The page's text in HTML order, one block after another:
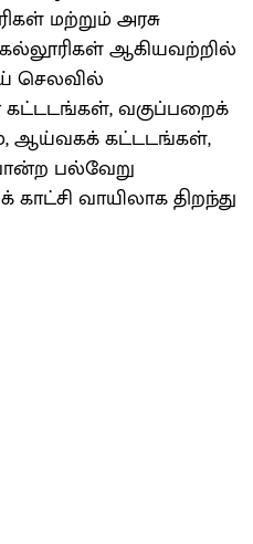
மற்றும் அரசு
ஆகியவற்றில்
செலவில்
கட்டடங்கள், வகுப்பறைக்
ஆய்வகக் கட்டடங்கள்,
பல்வேறு
வாயிலாக திறந்து